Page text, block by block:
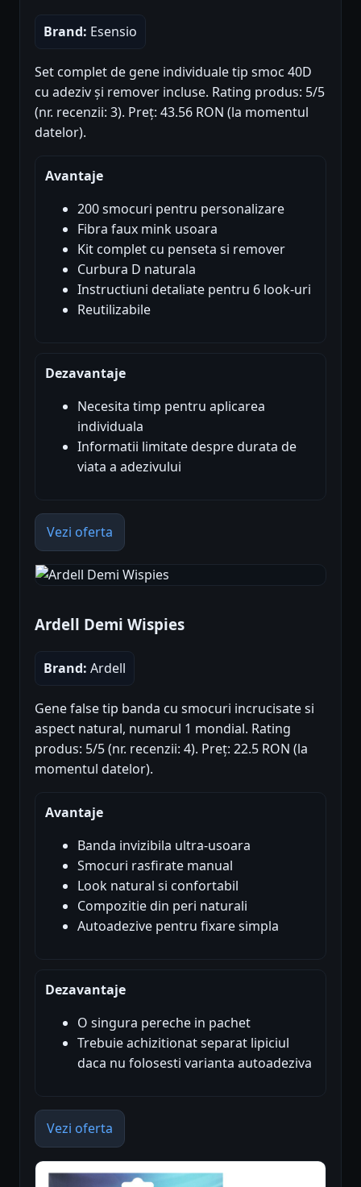
Brand: Esensio
Set complet de gene individuale tip smoc 40D
cu adeziv și remover incluse. Rating produs: 5/5
(nr. recenzii: 3). Preț: 43.56 RON (la momentul
datelor).
Avantaje
200 smocuri pentru personalizare
Fibra faux mink usoara
Kit complet cu penseta si remover
Curbura D naturala
Instructiuni detaliate pentru 6 look-uri
Reutilizabile
Dezavantaje
Necesita timp pentru aplicarea
individuala
Informatii limitate despre durata de
viata a adezivului
Vezi oferta
Ardell Demi Wispies
Brand: Ardell
Gene false tip banda cu smocuri incrucisate si
aspect natural, numarul 1 mondial. Rating
produs: 5/5 (nr. recenzii: 4). Preț: 22.5 RON (la
momentul datelor).
Avantaje
Banda invizibila ultra-usoara
Smocuri rasfirate manual
Look natural si confortabil
Compozitie din peri naturali
Autoadezive pentru fixare simpla
Dezavantaje
O singura pereche in pachet
Trebuie achizitionat separat lipiciul
daca nu folosesti varianta autoadeziva
Vezi oferta